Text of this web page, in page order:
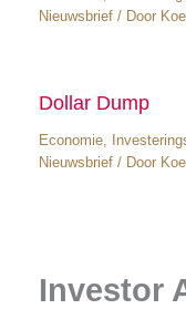
Nieuwsbrief/ Door
Dollar Dump
Economie,
Nieuwsbrief/ Door
Investor